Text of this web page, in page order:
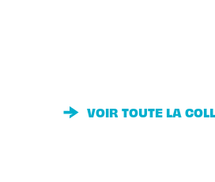
VOIR TOUTE LA